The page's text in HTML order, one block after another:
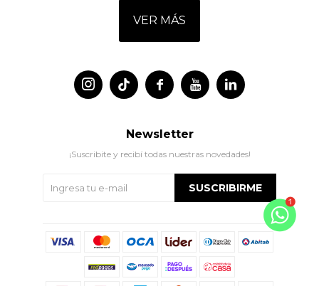
VER MÁS
 
 
Newsletter
¡Suscribite y recibí todas nuestras novedades!
SUSCRIBIRME